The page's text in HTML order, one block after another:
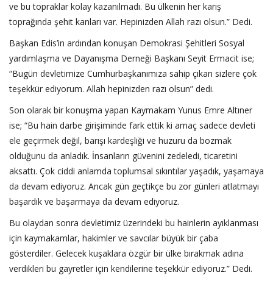
ve bu topraklar kolay kazanılmadı. Bu ülkenin her karış
toprağında şehit kanları var. Hepinizden Allah razı olsun.” Dedi.
Başkan Edis’in ardından konuşan Demokrasi Şehitleri Sosyal
yardımlaşma ve Dayanışma Derneği Başkanı Seyit Ermacit ise;
“Bugün devletimize Cumhurbaşkanımıza sahip çıkan sizlere çok
teşekkür ediyorum. Allah hepinizden razı olsun” dedi.
Son olarak bir konuşma yapan Kaymakam Yunus Emre Altıner
ise; “Bu hain darbe girişiminde fark ettik ki amaç sadece devleti
ele geçirmek değil, barışı kardeşliği ve huzuru da bozmak
olduğunu da anladık. İnsanların güvenini zedeledi, ticaretini
aksattı. Çok ciddi anlamda toplumsal sıkıntılar yaşadık, yaşamaya
da devam ediyoruz. Ancak gün geçtikçe bu zor günleri atlatmayı
başardık ve başarmaya da devam ediyoruz.
Bu olaydan sonra devletimiz üzerindeki bu hainlerin ayıklanması
için kaymakamlar, hakimler ve savcılar büyük bir çaba
gösterdiler. Gelecek kuşaklara özgür bir ülke bırakmak adına
verdikleri bu gayretler için kendilerine teşekkür ediyoruz.” Dedi.